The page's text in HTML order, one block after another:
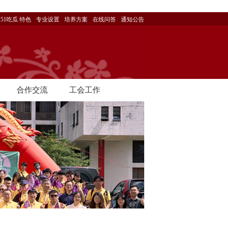
51吃瓜 特色 专业设置 培养方案 在线问答 通知公告
合作交流 工会工作